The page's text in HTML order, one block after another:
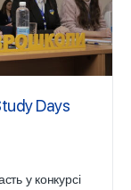
Days
у конкурсі